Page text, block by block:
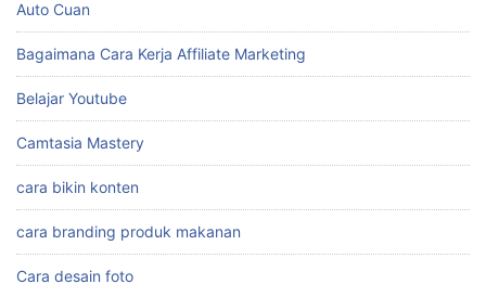
Auto Cuan
Bagaimana Cara Kerja Affiliate Marketing
Belajar Youtube
Camtasia Mastery
cara bikin konten
cara branding produk makanan
Cara desain foto